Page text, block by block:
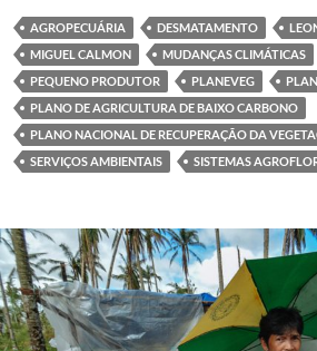
AGROPECUÁRIA DESMATAMENTO
MIGUEL CALMON
MUDANÇAS CLIMÁTICAS
PEQUENO PRODUTOR
PLANEVEG
PLANO DE AGRICULTURA DE BAIXO CARBONO
PLANO NACIONAL DE RECUPERAÇÃO DA
SERVIÇOS AMBIENTAIS
SISTEMAS